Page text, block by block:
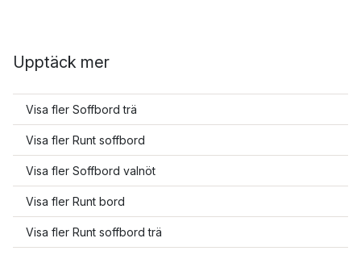
Upptäck mer
Visa fler Soffbord trä
Visa fler Runt soffbord
Visa fler Soffbord valnöt
Visa fler Runt bord
Visa fler Runt soffbord trä